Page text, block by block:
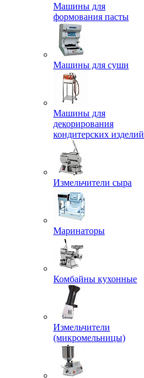
Машины для
формования пасты
Машины для суши
Машины для
декорирования
кондитерских изделий
Измельчители сыра
Маринаторы
Комбайны кухонные
Измельчители
(микромельницы)